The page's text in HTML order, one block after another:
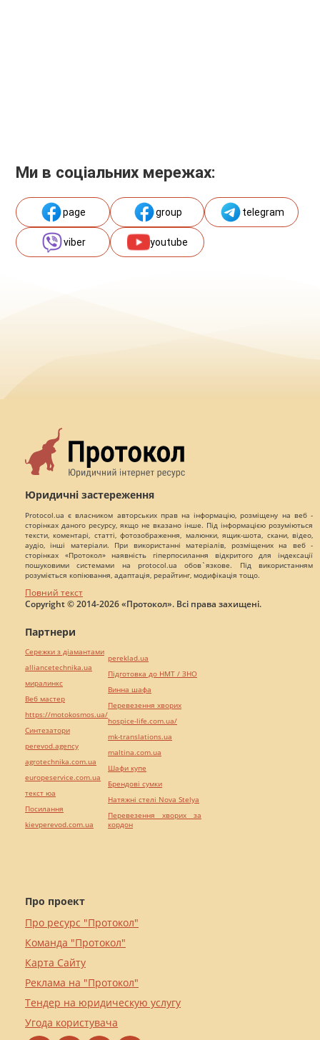
Ми в соціальних мережах:
page group telegram
viber youtube
Юридичні застереження
Protocol.ua є власником авторських прав на інформацію, розміщену на веб -
сторінках даного ресурсу, якщо не вказано інше. Під інформацією розуміються
тексти, коментарі, статті, фотозображення, малюнки, ящик-шота, скани, відео,
аудіо, інші матеріали. При використанні матеріалів, розміщених на веб -
сторінках «Протокол» наявність гіперпосилання відкритого для індексації
пошуковими системами на protocol.ua обов`язкове. Під використанням
розуміється копіювання, адаптація, рерайтинг, модифікація тощо.
Повний текст
Copyright © 2014-2026 «Протокол». Всі права захищені.
Про проект
Про ресурс "Протокол"
Команда "Протокол"
Карта Сайту
Реклама на "Протокол"
Тендер на юридическую услугу
Угода користувача
Партнери
Сережки з діамантами
alliancetechnika.ua
миралинкс
Веб мастер
https://motokosmos.ua/
Синтезатори
perevod.agency
agrotechnika.com.ua
europeservice.com.ua
текст юа
Посилання
kievperevod.com.ua
pereklad.ua
Підготовка до НМТ / ЗНО
Винна шафа
Перевезення хворих
hospice-life.com.ua/
mk-translations.ua
maltina.com.ua
Шафи купе
Брендові сумки
Натяжні стелі Nova Stelya
Перевезення хворих за
кордон